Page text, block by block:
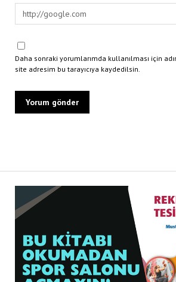
Daha sonraki yorumlarımda kullanılması için
site adresim bu tarayıcıya kaydedilsin.